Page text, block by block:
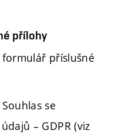
přílohy
příslušné
se
– GDPR (viz